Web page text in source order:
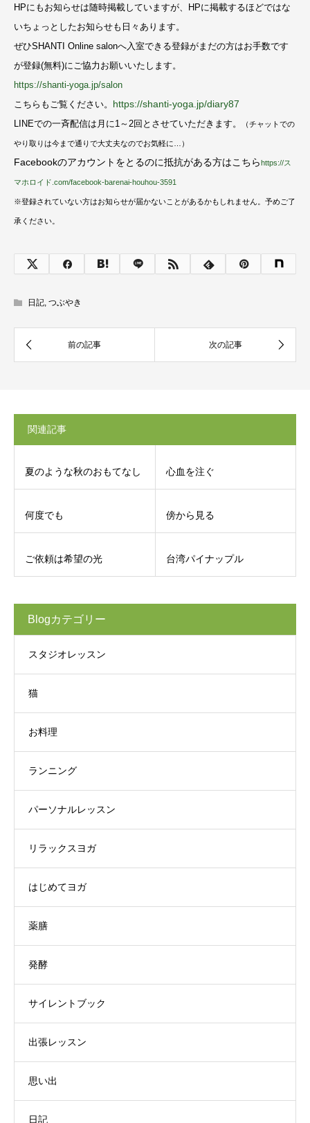
HPにもお知らせは随時掲載していますが、 HPに掲載するほどではな
いちょっとしたお知らせも日々あります。
ぜひSHANTI Online salonへ入室できる登録がまだの方はお手数です
が登録(無料)にご協力お願いいたします。
https://shanti-yoga.jp/salon
こちらもご覧ください。 https://shanti-yoga.jp/diary87
LINEでの一斉配信は月に1～2回とさせていただきます。 （チャットでの
やり取りは今まで通りで大丈夫なのでお気軽に…）
Facebookのアカウントをとるのに抵抗がある方はこちらhttps://ス
マホロイド.com/facebook-barenai-houhou-3591
※登録されていない方はお知らせが届かないことがあるかもしれません。予めご了
承ください。
日記 つぶやき
関連記事
夏のような秋のおもてなし 心血を注ぐ
何度でも 傍から見る
ご依頼は希望の光 台湾パイナップル
Blogカテゴリー
スタジオレッスン
猫
お料理
ランニング
パーソナルレッスン
リラックスヨガ
はじめてヨガ
薬膳
発酵
サイレントブック
出張レッスン
思い出
日記